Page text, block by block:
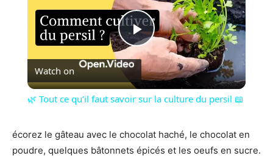
Play
Video
Watch on
🌿 Tout ce qu’il faut savoir sur la culture du persil 📖
écorez le gâteau avec le chocolat haché, le chocolat en
poudre, quelques bâtonnets épicés et les oeufs en sucre.